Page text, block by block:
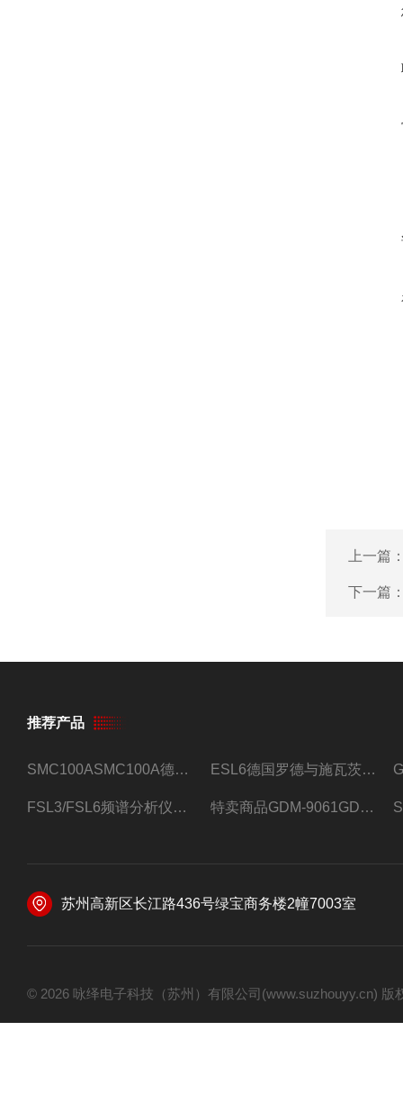
上一篇
下一篇
推荐产品
SMC100ASMC100A德国罗德与施瓦茨射频信号源 ESL6德国罗德与施瓦茨预认证EMI接收机
FSL3/FSL6频谱分析仪FSL3/FSL6罗德与施瓦茨 特卖商品GDM-9061GDM-9061台式万用表
苏州高新区长江路436号绿宝商务楼2幢7003室
© 2026 咏绎电子科技（苏州）有限公司(www.suzhouyy.cn)